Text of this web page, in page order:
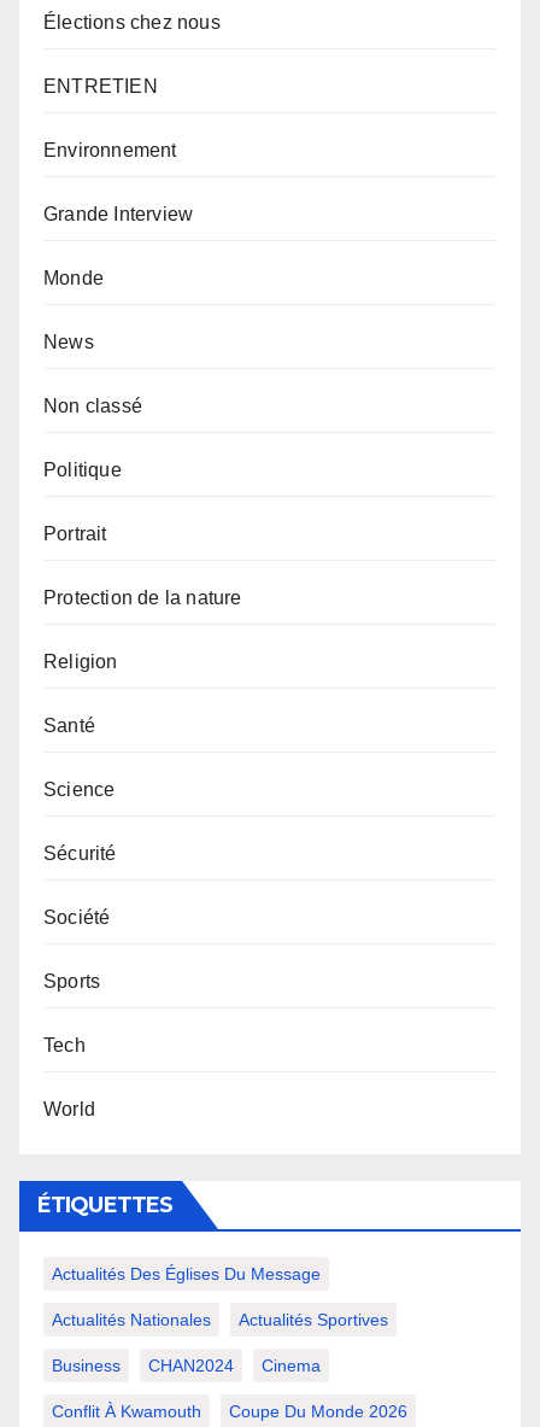
Élections chez nous
ENTRETIEN
Environnement
Grande Interview
Monde
News
Non classé
Politique
Portrait
Protection de la nature
Religion
Santé
Science
Sécurité
Société
Sports
Tech
World
ÉTIQUETTES
Actualités Des Églises Du Message
Actualités Nationales Actualités Sportives
Business CHAN2024 Cinema
Conflit À Kwamouth Coupe Du Monde 2026